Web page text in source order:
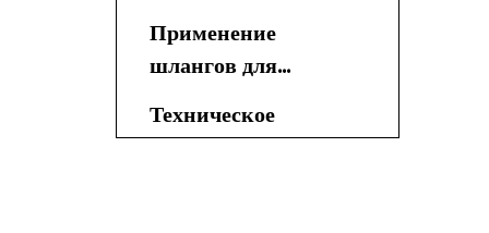
воды
Применение
шлангов для
Техническое
обслуживание и